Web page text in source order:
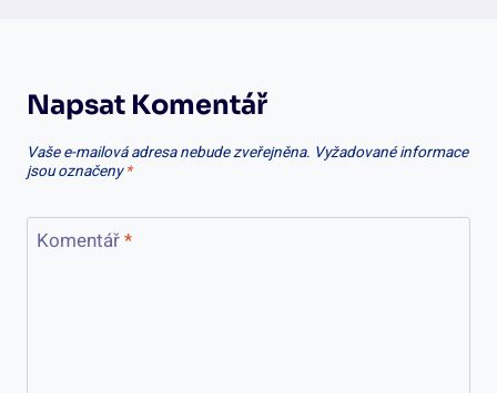
Napsat Komentář
Vaše e-mailová adresa nebude zveřejněna. Vyžadované informace
jsou označeny*
Komentář*